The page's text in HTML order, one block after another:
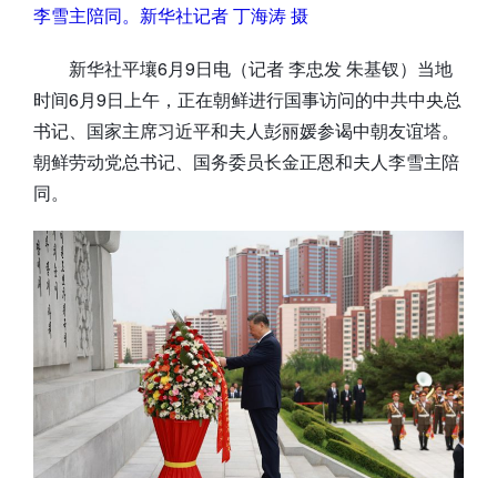
李雪主陪同。新华社记者 丁海涛 摄
新华社平壤6月9日电（记者 李忠发 朱基钗）当地
时间6月9日上午，正在朝鲜进行国事访问的中共中央总
书记、国家主席习近平和夫人彭丽媛参谒中朝友谊塔。
朝鲜劳动党总书记、国务委员长金正恩和夫人李雪主陪
同。